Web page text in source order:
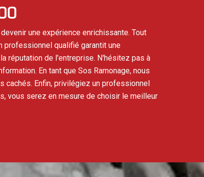
une expérience enrichissante. Tout
professionnel qualifié garantit une
réputation de l'entreprise. N'hésitez pas à
En tant que Sos Ramonage, nous
cachés. Enfin, privilégiez un professionnel
vous serez en mesure de choisir le meilleur